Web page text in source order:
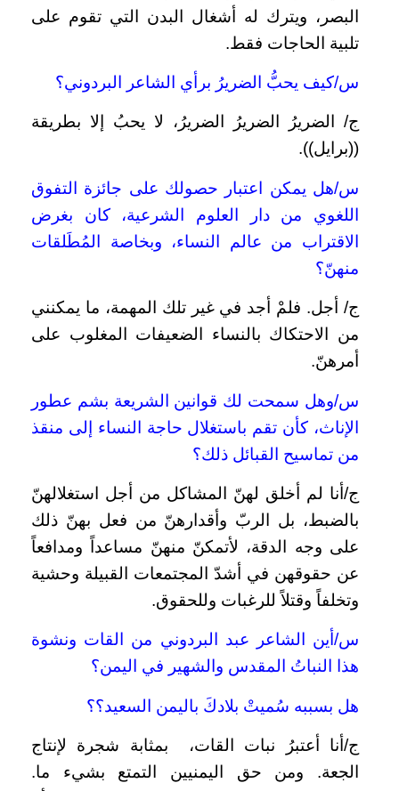
البصر، ويترك له أشغال البدن التي تقوم على
تلبية الحاجات فقط.
س/كيف يحبُّ الضريرُ برأي الشاعر البردوني؟
ج/ الضريرُ الضريرُ الضريرُ، لا يحبُ إلا بطريقة
((برايل)).
س/هل يمكن اعتبار حصولك على جائزة التفوق
اللغوي من دار العلوم الشرعية، كان بغرض
الاقتراب من عالم النساء، وبخاصة المُطَلقات
منهنّ؟
ج/ أجل. فلمْ أجد في غير تلك المهمة، ما يمكنني
من الاحتكاك بالنساء الضعيفات المغلوب على
أمرهنّ.
س/وهل سمحت لك قوانين الشريعة بشم عطور
الإناث، كأن تقم باستغلال حاجة النساء إلى منقذ
من تماسيح القبائل ذلك؟
ج/أنا لم أخلق لهنّ المشاكل من أجل استغلالهنّ
بالضبط، بل الربّ وأقدارهنّ من فعل بهنّ ذلك
على وجه الدقة، لأتمكنّ منهنّ مساعداً ومدافعاً
عن حقوقهن في أشدّ المجتمعات القبيلة وحشية
وتخلفاً وقتلاً للرغبات وللحقوق.
س/أين الشاعر عبد البردوني من القات ونشوة
هذا النباتُ المقدس والشهير في اليمن؟
هل بسببه سُميتْ بلادكَ باليمن السعيد؟؟
ج/أنا أعتبرُ نبات القات، بمثابة شجرة لإنتاج
الجعة. ومن حق اليمنيين التمتع بشيء ما.